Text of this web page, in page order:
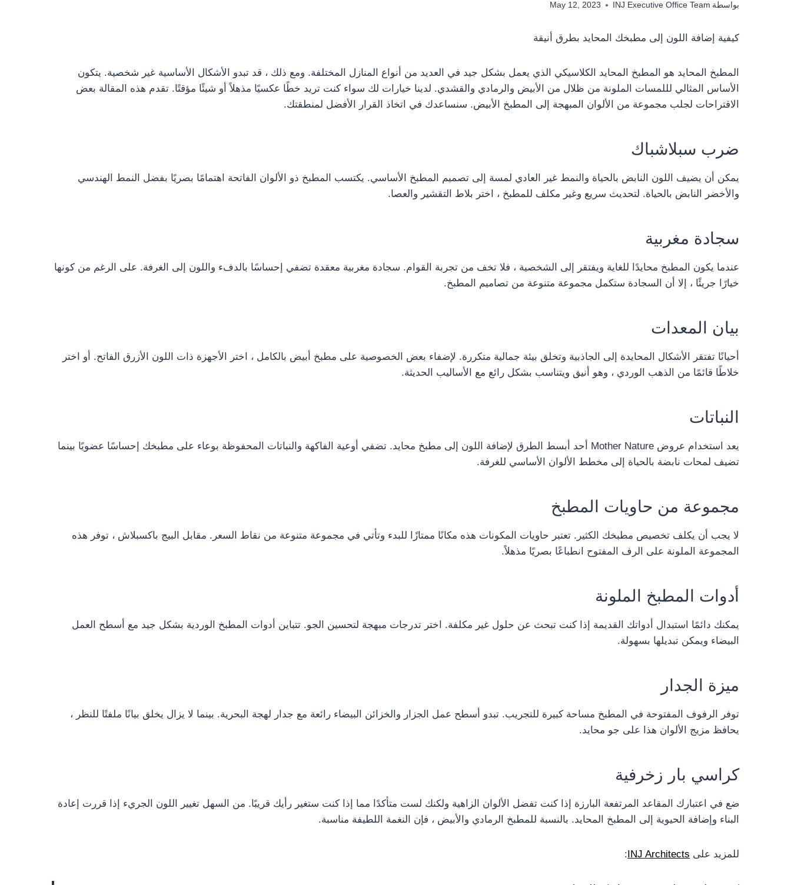
بواسطة INJ Executive Office Team
May 12, 2023
كيفية إضافة اللون إلى مطبخك المحايد بطرق أنيقة
المطبخ المحايد هو المطبخ المحايد الكلاسيكي الذي يعمل بشكل جيد في العديد من أنواع المنازل المختلفة. ومع ذلك ، قد تبدو الأشكال الأساسية غير شخصية. يتكون
الأساس المثالي لللمسات الملونة من ظلال من الأبيض والرمادي والقشدي. لدينا خيارات لك سواء كنت تريد خطًا عكسيًا مذهلاً أو شيئًا مؤقتًا. تقدم هذه المقالة بعض
الاقتراحات لجلب مجموعة من الألوان المبهجة إلى المطبخ الأبيض. سنساعدك في اتخاذ القرار الأفضل لمنطقتك.
ضرب سبلاشباك
يمكن أن يضيف اللون النابض بالحياة والنمط غير العادي لمسة إلى تصميم المطبخ الأساسي. يكتسب المطبخ ذو الألوان الفاتحة اهتمامًا بصريًا بفضل النمط الهندسي
والأخضر النابض بالحياة. لتحديث سريع وغير مكلف للمطبخ ، اختر بلاط التقشير والعصا.
سجادة مغربية
عندما يكون المطبخ محايدًا للغاية ويفتقر إلى الشخصية ، فلا تخف من تجربة القوام. سجادة مغربية معقدة تضفي إحساسًا بالدفء واللون إلى الغرفة. على الرغم من كونها
خيارًا جريئًا ، إلا أن السجادة ستكمل مجموعة متنوعة من تصاميم المطبخ.
بيان المعدات
أحيانًا تفتقر الأشكال المحايدة إلى الجاذبية وتخلق بيئة جمالية متكررة. لإضفاء بعض الخصوصية على مطبخ أبيض بالكامل ، اختر الأجهزة ذات اللون الأزرق الفاتح. أو اختر
خلاطًا قائمًا من الذهب الوردي ، وهو أنيق ويتناسب بشكل رائع مع الأساليب الحديثة.
النباتات
يعد استخدام عروض Mother Nature أحد أبسط الطرق لإضافة اللون إلى مطبخ محايد. تضفي أوعية الفاكهة والنباتات المحفوظة بوعاء على مطبخك إحساسًا عضويًا بينما
تضيف لمحات نابضة بالحياة إلى مخطط الألوان الأساسي للغرفة.
مجموعة من حاويات المطبخ
لا يجب أن يكلف تخصيص مطبخك الكثير. تعتبر حاويات المكونات هذه مكانًا ممتازًا للبدء وتأتي في مجموعة متنوعة من نقاط السعر. مقابل البيج باكسبلاش ، توفر هذه
المجموعة الملونة على الرف المفتوح انطباعًا بصريًا مذهلاً.
أدوات المطبخ الملونة
يمكنك دائمًا استبدال أدواتك القديمة إذا كنت تبحث عن حلول غير مكلفة. اختر تدرجات مبهجة لتحسين الجو. تتباين أدوات المطبخ الوردية بشكل جيد مع أسطح العمل
البيضاء ويمكن تبديلها بسهولة.
ميزة الجدار
توفر الرفوف المفتوحة في المطبخ مساحة كبيرة للتجريب. تبدو أسطح عمل الجزار والخزائن البيضاء رائعة مع جدار لهجة البحرية. بينما لا يزال يخلق بيانًا ملفتًا للنظر ،
يحافظ مزيج الألوان هذا على جو محايد.
كراسي بار زخرفية
ضع في اعتبارك المقاعد المرتفعة البارزة إذا كنت تفضل الألوان الزاهية ولكنك لست متأكدًا مما إذا كنت ستغير رأيك قريبًا. من السهل تغيير اللون الجريء إذا قررت إعادة
البناء وإضافة الحيوية إلى المطبخ المحايد. بالنسبة للمطبخ الرمادي والأبيض ، فإن النغمة اللطيفة مناسبة.
للمزيد على INJ Architects
: